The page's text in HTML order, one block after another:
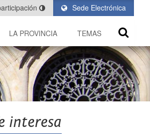
Sede Electrónica
LA PROVINCIA TEMAS
interesa